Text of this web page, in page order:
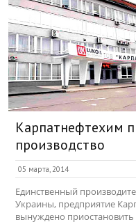
Карпатнефтехим
производство
05 марта, 2014
Единственный
Украины, предприятие
вынуждено приостановить